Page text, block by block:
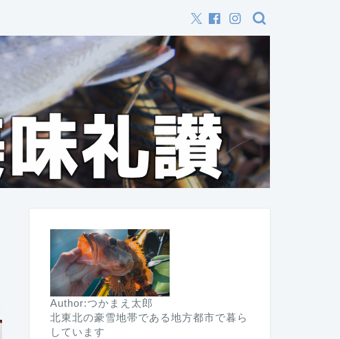
Author:つかまえ太郎
北東北の豪雪地帯である地方都市で暮ら
しています